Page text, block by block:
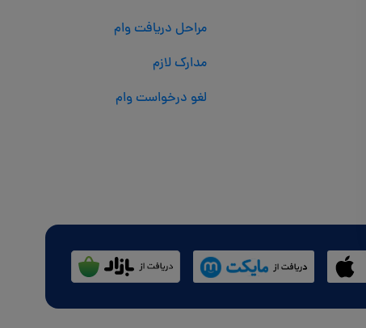
مراحل دریافت وام
مدارک لازم
لغو درخواست وام